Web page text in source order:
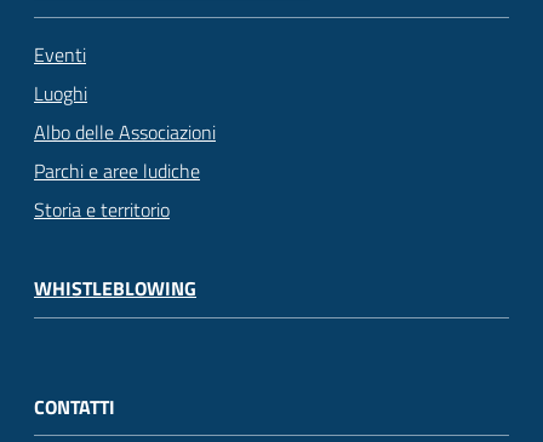
Eventi
Luoghi
Albo delle Associazioni
Parchi e aree ludiche
Storia e territorio
WHISTLEBLOWING
CONTATTI